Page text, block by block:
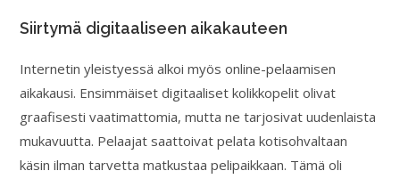
Siirtymä digitaaliseen aikakauteen
Internetin yleistyessä alkoi myös online-pelaamisen
aikakausi. Ensimmäiset digitaaliset kolikkopelit olivat
graafisesti vaatimattomia, mutta ne tarjosivat uudenlaista
mukavuutta. Pelaajat saattoivat pelata kotisohvaltaan
käsin ilman tarvetta matkustaa pelipaikkaan. Tämä oli